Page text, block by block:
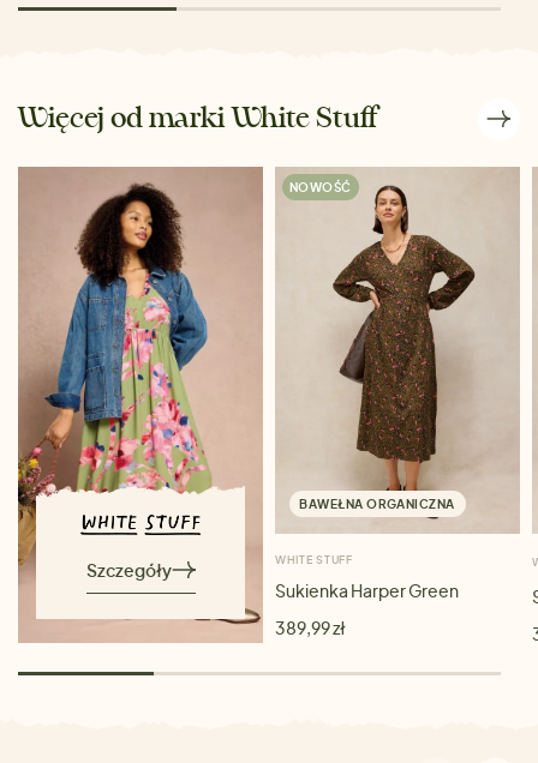
Więcej od marki White Stuff
Szczegóły
NOWOŚĆ
BAWEŁNA ORGANICZNA
WHITE STUFF
Sukienka Harper Green
389,99 zł